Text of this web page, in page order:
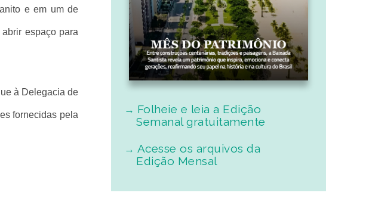
e em um de
espaço para
à Delegacia de
fornecidas pela
Folheie e leia a Edição
Semanal gratuitamente
Acesse os arquivos da
Edição Mensal